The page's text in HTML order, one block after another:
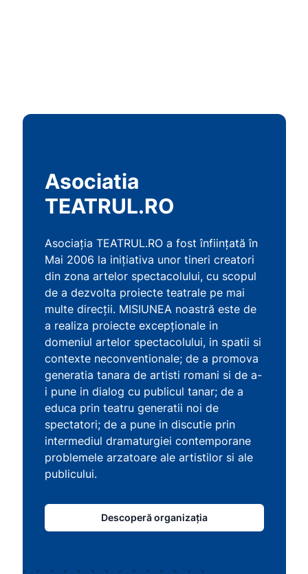
Asociatia
TEATRUL.RO
Asociaţia TEATRUL.RO a fost înfiinţată în
Mai 2006 la iniţiativa unor tineri creatori
din zona artelor spectacolului, cu scopul
de a dezvolta proiecte teatrale pe mai
multe direcţii. MISIUNEA noastră este de
a realiza proiecte excepționale in
domeniul artelor spectacolului, in spatii si
contexte neconventionale; de a promova
generatia tanara de artisti romani si de a-
i pune in dialog cu publicul tanar; de a
educa prin teatru generatii noi de
spectatori; de a pune in discutie prin
intermediul dramaturgiei contemporane
problemele arzatoare ale artistilor si ale
publicului.
Descoperă organizația